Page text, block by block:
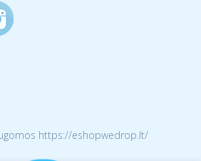
https://eshopwedrop.lt/